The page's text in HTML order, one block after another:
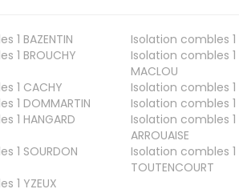
1 BAZENTIN Isolation combles 1
1 BROUCHY Isolation combles 1
MACLOU
1 CACHY Isolation combles 1
1 DOMMARTIN Isolation combles 1
1 HANGARD Isolation combles 1
ARROUAISE
1 SOURDON
Isolation combles 1
TOUTENCOURT
1 YZEUX